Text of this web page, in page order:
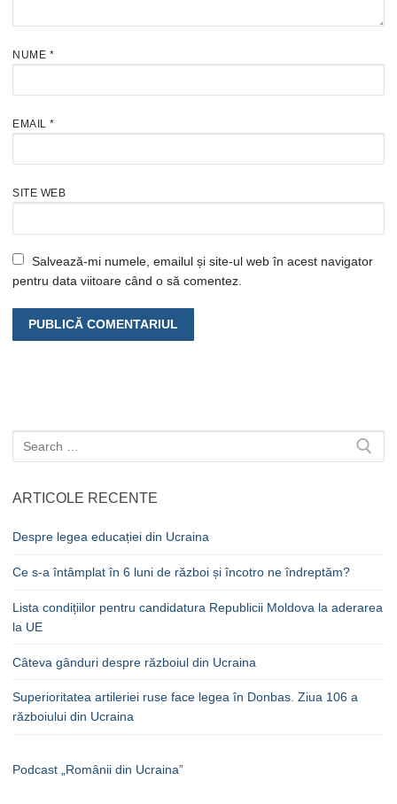
NUME *
EMAIL *
SITE WEB
Salvează-mi numele, emailul și site-ul web în acest navigator
pentru data viitoare când o să comentez.
Caută
după:
ARTICOLE RECENTE
Despre legea educației din Ucraina
Ce s-a întâmplat în 6 luni de război și încotro ne îndreptăm?
Lista condițiilor pentru candidatura Republicii Moldova la aderarea
la UE
Câteva gânduri despre războiul din Ucraina
Superioritatea artileriei ruse face legea în Donbas. Ziua 106 a
războiului din Ucraina
Podcast „Românii din Ucraina”